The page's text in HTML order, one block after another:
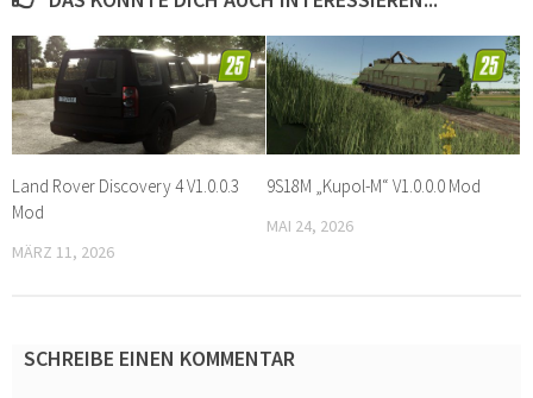
Land Rover Discovery 4 V1.0.0.3
Mod
MÄRZ 11, 2026
9S18M „Kupol-M“ V1.0.0.0 Mod
MAI 24, 2026
SCHREIBE EINEN KOMMENTAR